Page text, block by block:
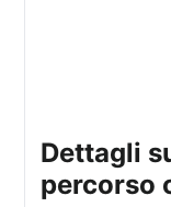
dettagli sulla diagnosi e il
percorso